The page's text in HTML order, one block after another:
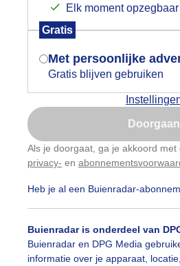
Elk moment opzegbaar
Gratis
Met persoonlijke
Gratis blijven gebruiken
Doorgaan
Als je doorgaat, ga je akkoord met
privacy- en
Heb je al een Buienradar-
Buienradar is onderdeel van
Buienradar en DPG Media
informatie over je apparaat,
Indien je hier nog geen
gegeven, verschijnt er
je browser waarin
gevraagd
Is goed, toon
Nu niet,
Gebruik je Safari en wil je niet
Klikhierom dit aan